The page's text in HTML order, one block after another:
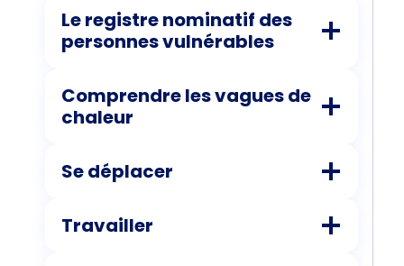
Le registre nominatif des
personnes vulnérables
Comprendre les vagues de
chaleur
Se déplacer
Travailler